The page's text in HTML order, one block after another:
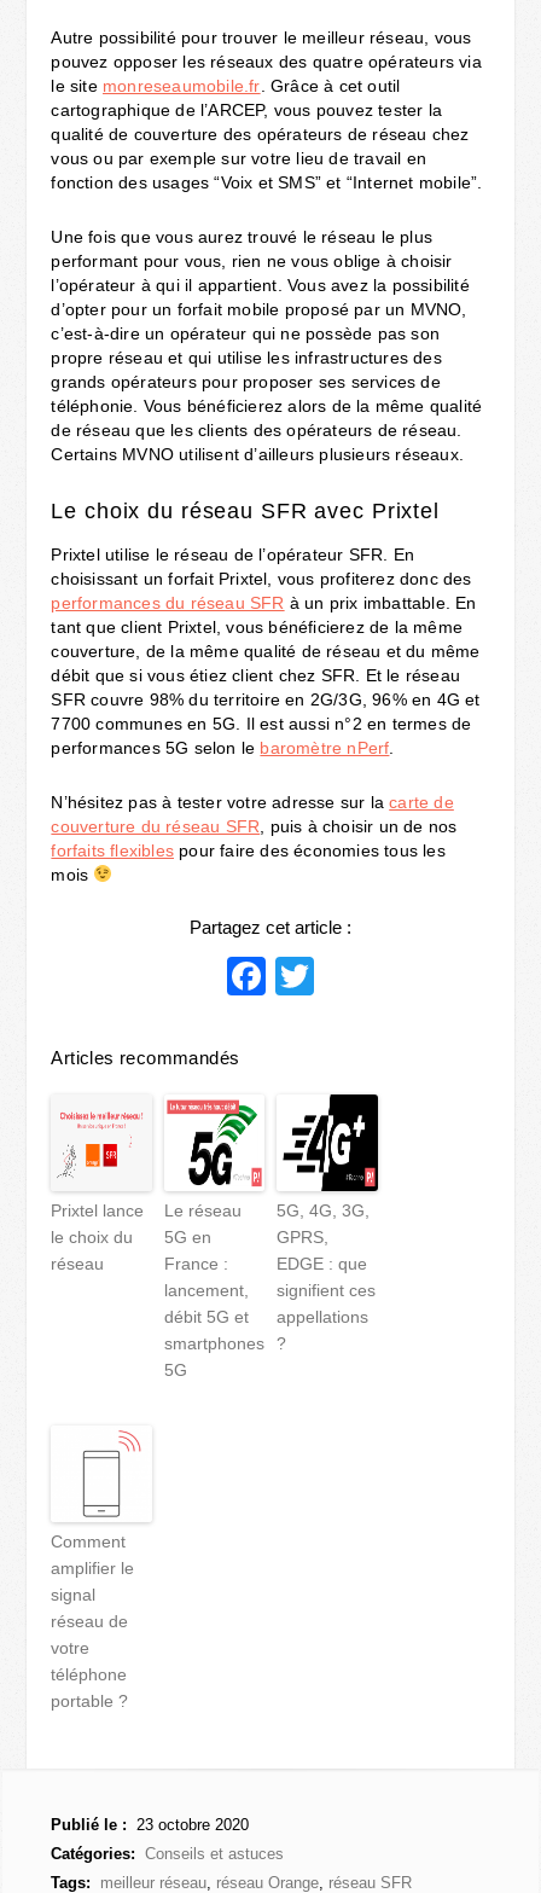
Autre possibilité pour trouver le meilleur réseau, vous
pouvez opposer les réseaux des quatre opérateurs via
le site monreseaumobile.fr . Grâce à cet outil
cartographique de l’ARCEP, vous pouvez tester la
qualité de couverture des opérateurs de réseau chez
vous ou par exemple sur votre lieu de travail en
fonction des usages “Voix et SMS” et “Internet mobile”.
Une fois que vous aurez trouvé le réseau le plus
performant pour vous, rien ne vous oblige à choisir
l’opérateur à qui il appartient. Vous avez la possibilité
d’opter pour un forfait mobile proposé par un MVNO,
c’est-à-dire un opérateur qui ne possède pas son
propre réseau et qui utilise les infrastructures des
grands opérateurs pour proposer ses services de
téléphonie. Vous bénéficierez alors de la même qualité
de réseau que les clients des opérateurs de réseau.
Certains MVNO utilisent d’ailleurs plusieurs réseaux.
Le choix du réseau SFR avec Prixtel
Prixtel utilise le réseau de l’opérateur SFR. En
choisissant un forfait Prixtel, vous profiterez donc des
performances du réseau SFR à un prix imbattable. En
tant que client Prixtel, vous bénéficierez de la même
couverture, de la même qualité de réseau et du même
débit que si vous étiez client chez SFR. Et le réseau
SFR couvre 98% du territoire en 2G/3G, 96% en 4G et
7700 communes en 5G. Il est aussi n°2 en termes de
performances 5G selon le baromètre nPerf
N’hésitez pas à tester votre adresse sur lacarte de
couverture du réseau SFR , puis à choisir un de nos
forfaits flexibles pour faire des économies tous les
mois
Partagez cet article :
Facebook
Articles recommandés
Prixtel lance
le choix du
réseau
Le réseau
5G en
France :
lancement,
débit 5G et
smartphones
5G
5G, 4G, 3G,
GPRS,
EDGE : que
signifient ces
appellations
?
Comment
amplifier le
signal
réseau de
votre
téléphone
portable ?
Publié le :
23 octobre 2020
Catégories:
Conseils et astuces
Tags:
meilleur réseau réseau Orange réseau SFR